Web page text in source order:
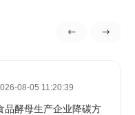
08-05 11:20:39
品酵母生产企业降碳方